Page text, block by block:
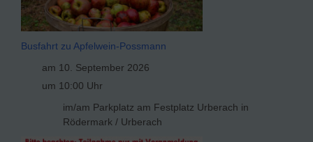
Busfahrt zu Apfelwein-Possmann
am 10. September 2026
um 10:00 Uhr
im/am Parkplatz am Festplatz Urberach in
Rödermark / Urberach